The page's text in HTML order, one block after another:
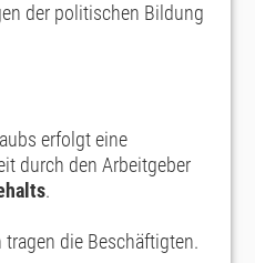
der politischen Bildung
erfolgt eine
durch den Arbeitgeber
.
die Beschäftigten.